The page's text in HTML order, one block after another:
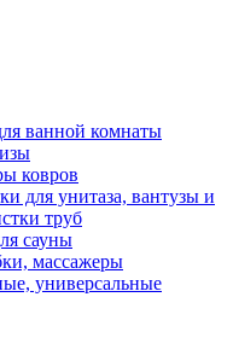
ванной комнаты
ковров
для унитаза, вантузы и
труб
сауны
массажеры
универсальные